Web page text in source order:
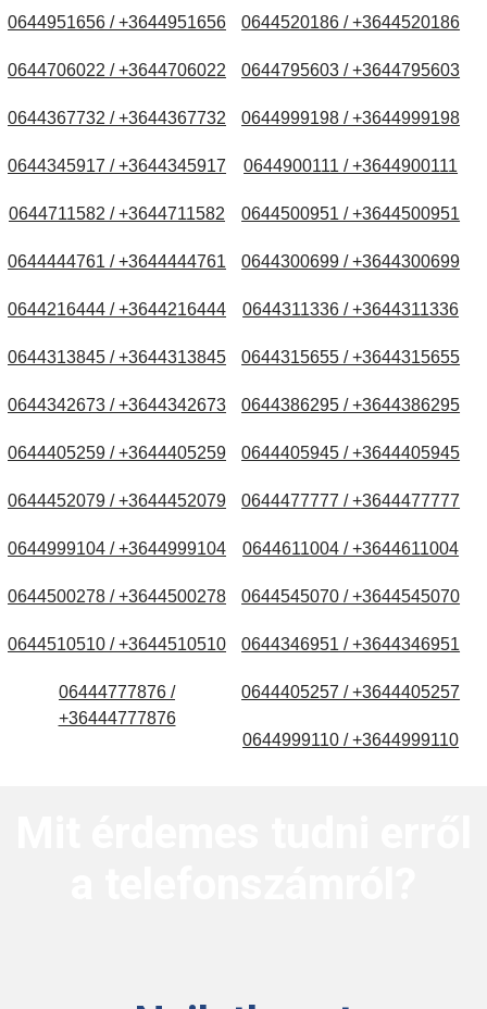
0644951656 / +3644951656 0644520186 / +3644520186
0644706022 / +3644706022 0644795603 / +3644795603
0644367732 / +3644367732 0644999198 / +3644999198
0644345917 / +3644345917 0644900111 / +3644900111
0644711582 / +3644711582 0644500951 / +3644500951
0644444761 / +3644444761 0644300699 / +3644300699
0644216444 / +3644216444 0644311336 / +3644311336
0644313845 / +3644313845 0644315655 / +3644315655
0644342673 / +3644342673 0644386295 / +3644386295
0644405259 / +3644405259 0644405945 / +3644405945
0644452079 / +3644452079 0644477777 / +3644477777
0644999104 / +3644999104 0644611004 / +3644611004
0644500278 / +3644500278 0644545070 / +3644545070
0644510510 / +3644510510 0644346951 / +3644346951
06444777876 /
+36444777876
0644405257 / +3644405257
0644999110 / +3644999110